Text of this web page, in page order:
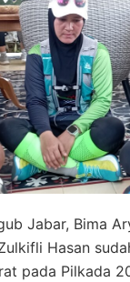
Jabar, Bima
Hasan
pada Pilkada